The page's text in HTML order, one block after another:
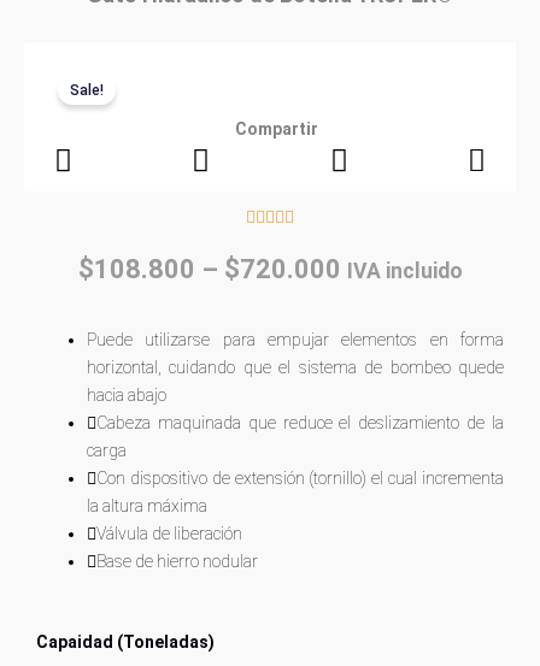
Sale!
Compartir

out
$108.800 – $720.000 Price
through
$720.000
IVA incluido
Puede utilizarse para empujar elementos en forma
horizontal, cuidando que el sistema de bombeo quede
hacia abajo
Cabeza maquinada que reduce el deslizamiento de la
carga
Con dispositivo de extensión (tornillo) el cual incrementa
la altura máxima
Válvula de liberación
Base de hierro nodular
Capaidad (Toneladas)
Gato